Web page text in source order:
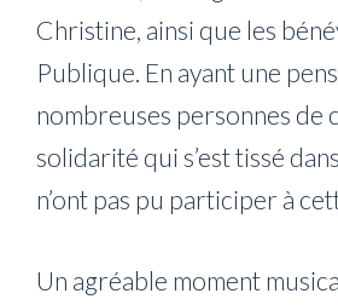
Christine, ainsi que les
Publique. En ayant une
nombreuses personnes de
solidarité qui s’est tissé
n’ont pas pu participer à
Un agréable moment